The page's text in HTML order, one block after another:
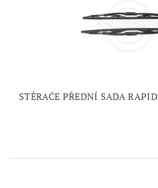
STĚRAČE PŘEDNÍ SADA RAPID